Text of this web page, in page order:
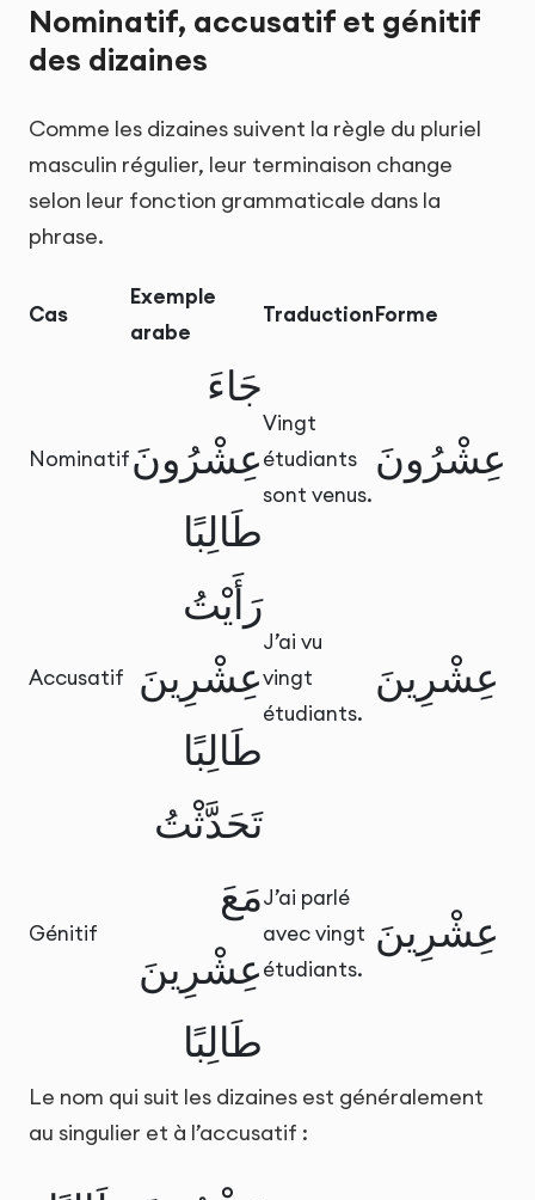
Nominatif, accusatif et génitif
des dizaines
Comme les dizaines suivent la règle du pluriel
masculin régulier, leur terminaison change
selon leur fonction grammaticale dans la
phrase.
Cas
Exemple
arabe
TraductionForme
Nominatif
جَاءَ
عِشْرُونَ
طَالِبًا
Vingt
étudiants
sont venus.
عِشْرُونَ
Accusatif
رَأَيْتُ
عِشْرِينَ
طَالِبًا
J’ai vu
vingt
étudiants.
عِشْرِينَ
Génitif
تَحَدَّثْتُ
مَعَ
عِشْرِينَ
طَالِبًا
J’ai parlé
avec vingt
étudiants.
عِشْرِينَ
Le nom qui suit les dizaines est généralement
au singulier et à l’accusatif :